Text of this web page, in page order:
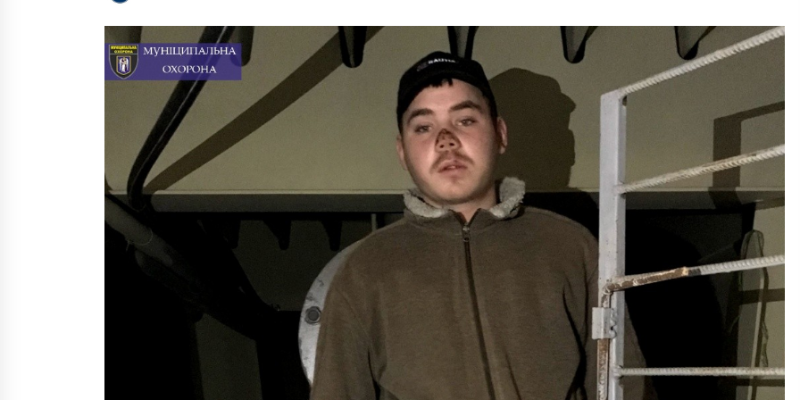
10 років ago
Затриманим за вбивство
трирічного хлопчика в Києві
оголосили підозру
7 років ago
Київміськбуд прийняв ще одну
недобудову Укрбуду
6 років ago
B поліції Києва повідомили, коли
перейдуть на посилений через
7 років ago
Забудовник знищив в центрі
Києва 9 будівель заводу “Радар”
6 років ago